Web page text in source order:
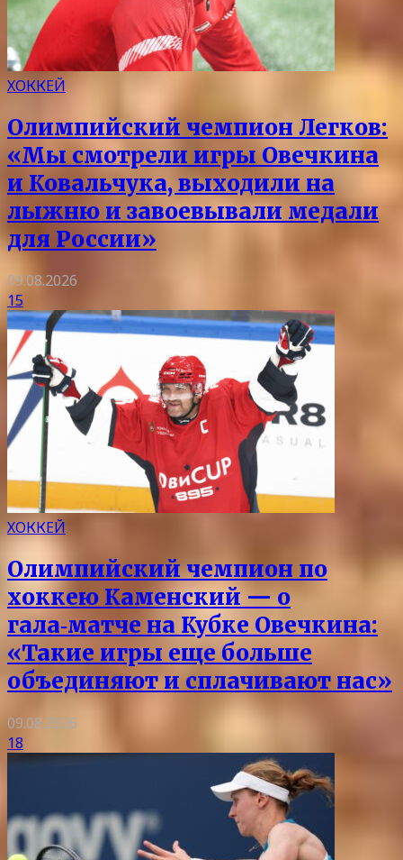
ХОККЕЙ
Олимпийский чемпион Легков:
«Мы смотрели игры Овечкина
и Ковальчука, выходили на
лыжню и завоевывали медали
для России»
09.08.2026
15
ХОККЕЙ
Олимпийский чемпион по
хоккею Каменский — о
гала‑матче на Кубке Овечкина:
«Такие игры еще больше
объединяют и сплачивают нас»
09.08.2026
18